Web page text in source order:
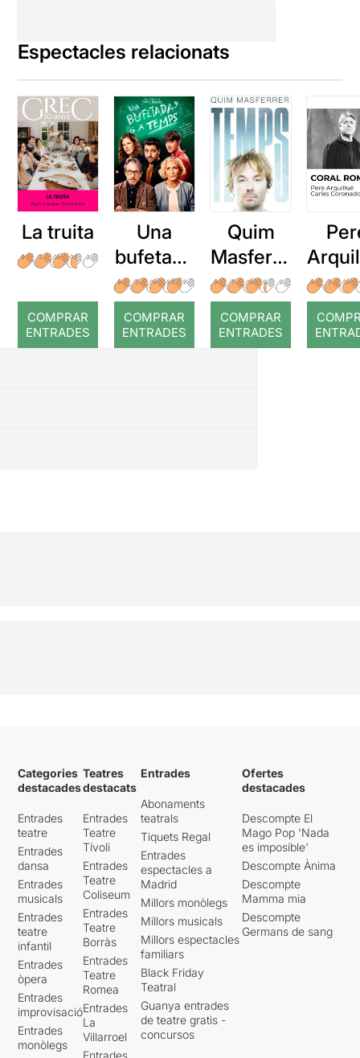
Espectacles relacionats
La truita
COMPRAR
ENTRADES
Una
bufetada
a temps
COMPRAR
ENTRADES
Quim
Masferre
r: Temps
COMPRAR
ENTRADES
:
Categories
destacades
Entrades
teatre
Entrades
dansa
Entrades
musicals
Entrades
teatre
infantil
Entrades
òpera
Entrades
improvisació
Entrades
monòlegs
Teatres
destacats
Entrades
Teatre
Tívoli
Entrades
Teatre
Coliseum
Entrades
Teatre
Borràs
Entrades
Teatre
Romea
Entrades
La
Villarroel
Entrades
Abonaments
teatrals
Tiquets Regal
Entrades
espectacles a
Madrid
Millors monòlegs
Millors musicals
Millors espectacles
familiars
Black Friday
Teatral
Guanya entrades
de teatre gratis -
concursos
Ofertes
destacades
Descompte El
Mago Pop 'Nada
es imposible'
Descompte Ànima
Descompte
Mamma mia
Descompte
Germans de sang